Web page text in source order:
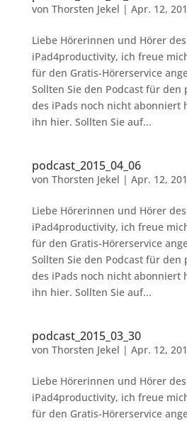
von Thorsten Jekel | Apr. 12,
Liebe Hörerinnen und Hörer
iPad4productivity, ich freue
für den Gratis-Hörerservice
Sollten Sie den Podcast für den
des iPads noch nicht abonniert
ihn hier. Sollten Sie auf...
podcast_2015_04_06
von Thorsten Jekel | Apr. 12,
Liebe Hörerinnen und Hörer
iPad4productivity, ich freue
für den Gratis-Hörerservice
Sollten Sie den Podcast für den
des iPads noch nicht abonniert
ihn hier. Sollten Sie auf...
podcast_2015_03_30
von Thorsten Jekel | Apr. 12,
Liebe Hörerinnen und Hörer
iPad4productivity, ich freue
für den Gratis-Hörerservice